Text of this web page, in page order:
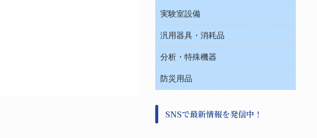
ベット周辺
ベンチ無菌ドラフト
院内感染防止、空気清浄器類
運搬
温度・湿度管理機器
加圧・減圧・油ポンプ
撹拌機 ２
救急
健康機器・用品
事務・受付
処置・手術
中材・滅菌・洗浄
ノート・紙製品
実験室設備
コンテナー保温容器
工具類
事務用品・ＯＡデスク
清掃用品
汎用器具・消耗品
テープ・ラベル・紙製
金属・樹脂実験必需２
樹脂容器各種
分析・特殊機器
検査用品
分離・分析ロシ
防災用品
初期活動・対策本部
SNSで最新情報を発信中！